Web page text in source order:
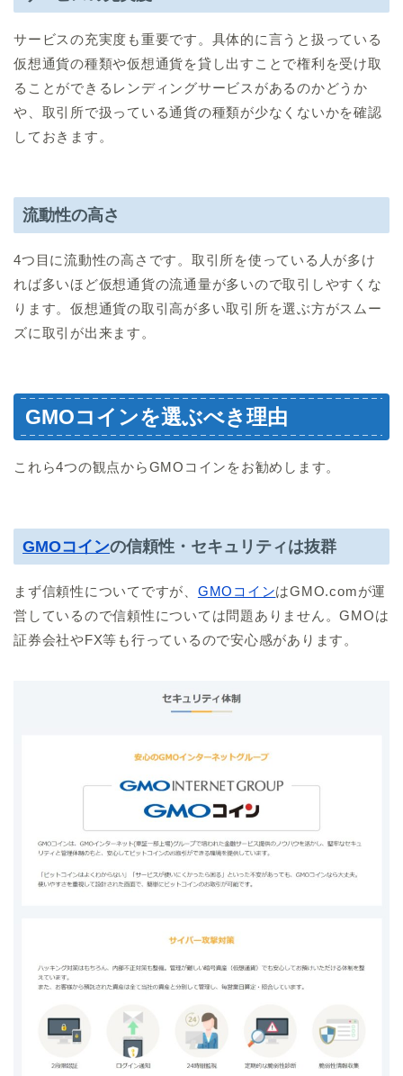
サービスの充実度も重要です。具体的に言うと扱っている
仮想通貨の種類や仮想通貨を貸し出すことで権利を受け取
ることができるレンディングサービスがあるのかどうか
や、取引所で扱っている通貨の種類が少なくないかを確認
しておきます。
流動性の高さ
4つ目に流動性の高さです。取引所を使っている人が多け
れば多いほど仮想通貨の流通量が多いので取引しやすくな
ります。仮想通貨の取引高が多い取引所を選ぶ方がスムー
ズに取引が出来ます。
GMOコインを選ぶべき理由
これら4つの観点からGMOコインをお勧めします。
GMOコインの信頼性・セキュリティは抜群
まず信頼性についてですが、 GMOコインはGMO.comが運
営しているので信頼性については問題ありません。GMOは
証券会社やFX等も行っているので安心感があります。